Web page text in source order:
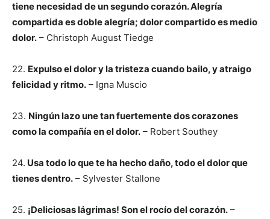
tiene necesidad de un segundo corazón. Alegría
compartida es doble alegría; dolor compartido es medio
dolor. – Christoph August Tiedge
22. Expulso el dolor y la tristeza cuando bailo, y atraigo
felicidad y ritmo. – Igna Muscio
23. Ningún lazo une tan fuertemente dos corazones
como la compañía en el dolor. – Robert Southey
24. Usa todo lo que te ha hecho daño, todo el dolor que
tienes dentro. – Sylvester Stallone
25. ¡Deliciosas lágrimas! Son el rocío del corazón. –